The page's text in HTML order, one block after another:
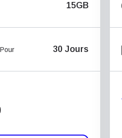
15GB
30 Jours